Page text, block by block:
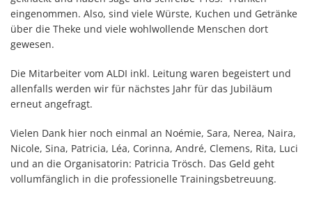
eingenommen. Also, sind viele Würste, Kuchen und Getränke
über die Theke und viele wohlwollende Menschen dort
gewesen.
Die Mitarbeiter vom ALDI inkl. Leitung waren begeistert und
allenfalls werden wir für nächstes Jahr für das Jubiläum
erneut angefragt.
Vielen Dank hier noch einmal an Noémie, Sara, Nerea, Naira,
Nicole, Sina, Patricia, Léa, Corinna, André, Clemens, Rita, Luci
und an die Organisatorin: Patricia Trösch. Das Geld geht
vollumfänglich in die professionelle Trainingsbetreuung.